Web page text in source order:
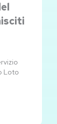
Loto